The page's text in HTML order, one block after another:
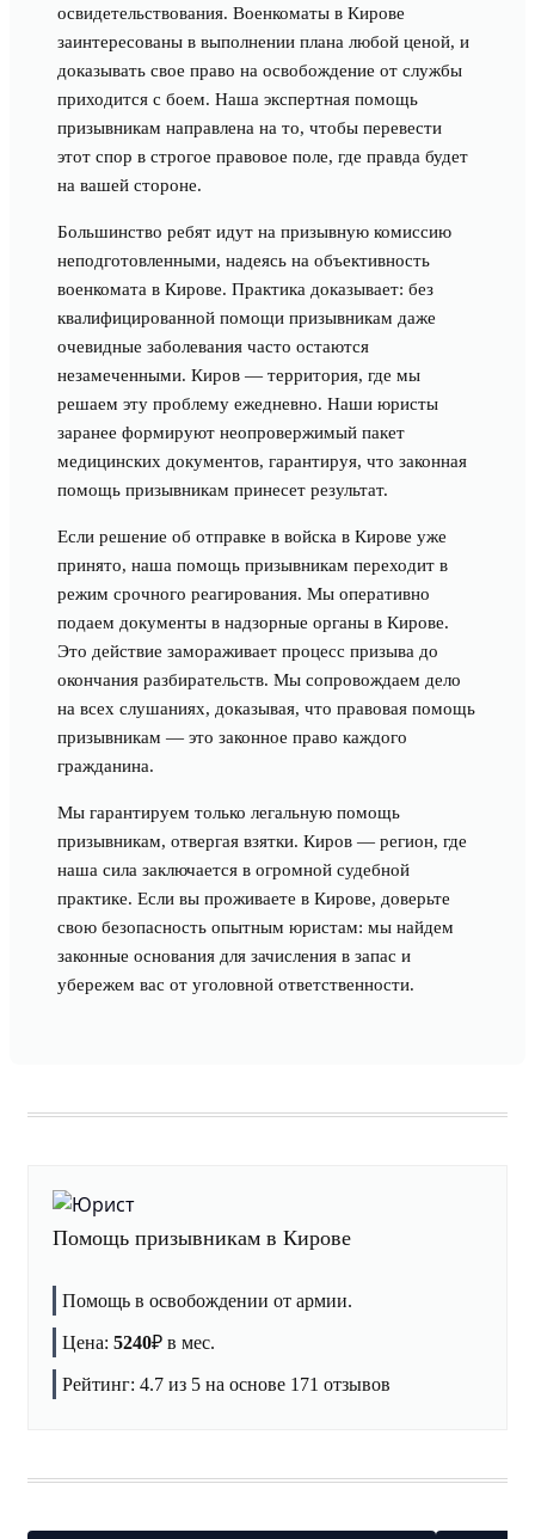
освидетельствования. Военкоматы в Кирове
заинтересованы в выполнении плана любой ценой, и
доказывать свое право на освобождение от службы
приходится с боем. Наша экспертная помощь
призывникам направлена на то, чтобы перевести
этот спор в строгое правовое поле, где правда будет
на вашей стороне.
Большинство ребят идут на призывную комиссию
неподготовленными, надеясь на объективность
военкомата в Кирове. Практика доказывает: без
квалифицированной помощи призывникам даже
очевидные заболевания часто остаются
незамеченными. Киров — территория, где мы
решаем эту проблему ежедневно. Наши юристы
заранее формируют неопровержимый пакет
медицинских документов, гарантируя, что законная
помощь призывникам принесет результат.
Если решение об отправке в войска в Кирове уже
принято, наша помощь призывникам переходит в
режим срочного реагирования. Мы оперативно
подаем документы в надзорные органы в Кирове.
Это действие замораживает процесс призыва до
окончания разбирательств. Мы сопровождаем дело
на всех слушаниях, доказывая, что правовая помощь
призывникам — это законное право каждого
гражданина.
Мы гарантируем только легальную помощь
призывникам, отвергая взятки. Киров — регион, где
наша сила заключается в огромной судебной
практике. Если вы проживаете в Кирове, доверьте
свою безопасность опытным юристам: мы найдем
законные основания для зачисления в запас и
убережем вас от уголовной ответственности.
Помощь призывникам в Кирове
Помощь в освобождении от армии.
Цена: 5240₽ в мес.
Рейтинг: 4.7 из 5 на основе 171 отзывов